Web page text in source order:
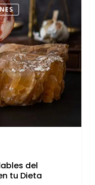
del
tu Dieta